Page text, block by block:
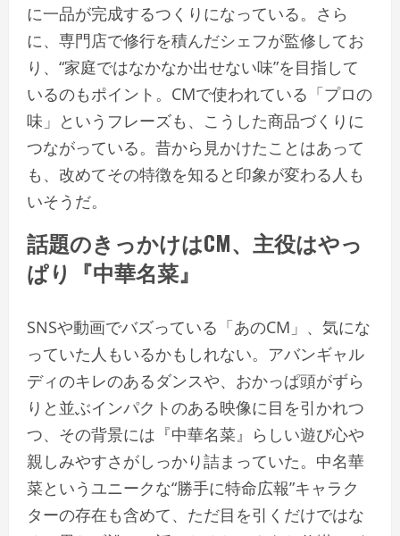
に一品が完成するつくりになっている。さら
に、専門店で修行を積んだシェフが監修してお
り、“家庭ではなかなか出せない味”を目指して
いるのもポイント。CMで使われている「プロの
味」というフレーズも、こうした商品づくりに
つながっている。昔から見かけたことはあって
も、改めてその特徴を知ると印象が変わる人も
いそうだ。
話題のきっかけはCM、主役はやっ
ぱり『中華名菜』
SNSや動画でバズっている「あのCM」、気にな
っていた人もいるかもしれない。アバンギャル
ディのキレのあるダンスや、おかっぱ頭がずら
りと並ぶインパクトのある映像に目を引かれつ
つ、その背景には『中華名菜』らしい遊び心や
親しみやすさがしっかり詰まっていた。中名華
菜というユニークな“勝手に特命広報”キャラク
ターの存在も含めて、ただ目を引くだけではな